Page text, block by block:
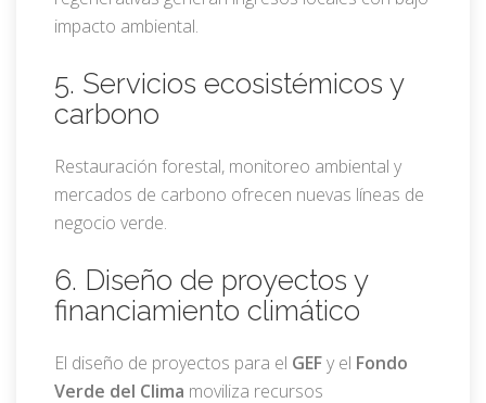
impacto ambiental.
5. Servicios ecosistémicos y
carbono
Restauración forestal, monitoreo ambiental y
mercados de carbono ofrecen nuevas líneas de
negocio verde.
6. Diseño de proyectos y
financiamiento climático
El diseño de proyectos para el GEFy el Fondo
Verde del Clima moviliza recursos